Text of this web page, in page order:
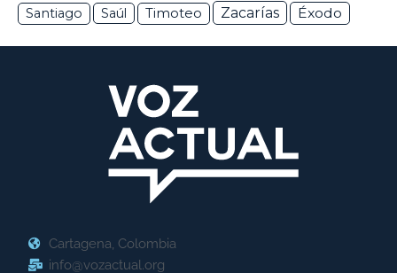
Santiago
Saúl Timoteo Zacarías Éxodo
Cartagena, Colombia
info@vozactual.org